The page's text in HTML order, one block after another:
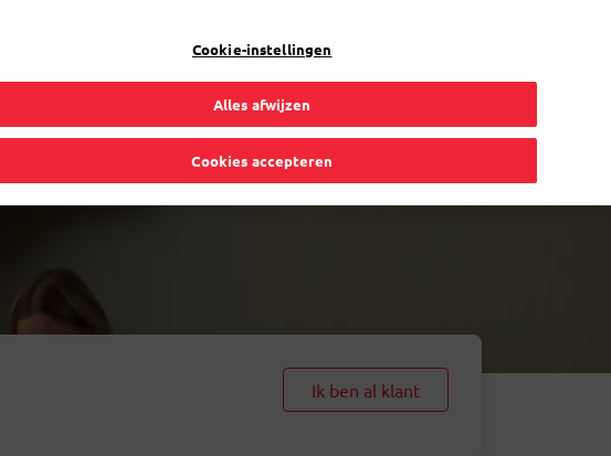
Particulier
eShop
Ik ben al klant
Cookie-instellingen
Alles afwijzen
Cookies accepteren